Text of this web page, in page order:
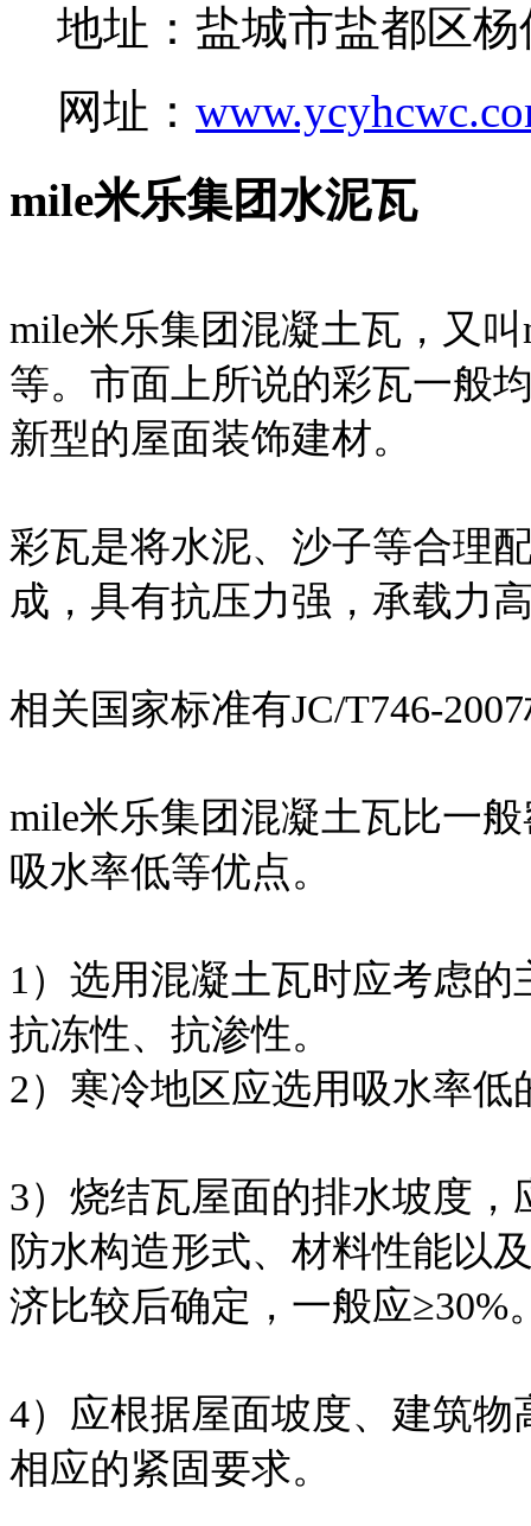
地址：盐城市盐都区
网址：
mile米乐集团水泥瓦
mile米乐集团混凝土瓦，又
等。市面上所说的彩瓦一般
新型的屋面装饰建材。
彩瓦是将水泥、沙子等合理
成，具有抗压力强，承载力
相关国家标准有JC/T746-
mile米乐集团混凝土瓦比一
吸水率低等优点。
1）选用混凝土瓦时应考虑
抗冻性、抗渗性。
2）寒冷地区应选用吸水率低
3）烧结瓦屋面的排水坡度
防水构造形式、材料性能以
济比较后确定，一般应≥30%
4）应根据屋面坡度、建筑
相应的紧固要求。